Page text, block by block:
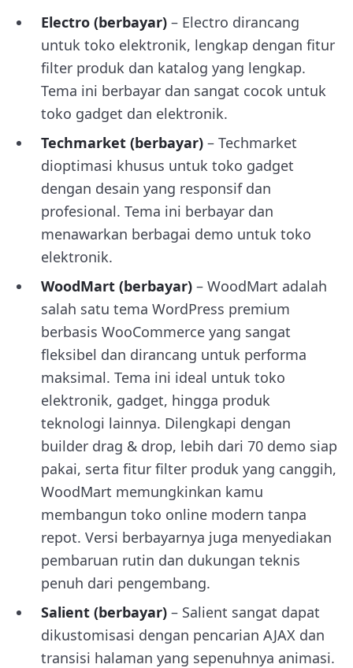
Electro (berbayar) – Electro dirancang
untuk toko elektronik, lengkap dengan fitur
filter produk dan katalog yang lengkap.
Tema ini berbayar dan sangat cocok untuk
toko gadget dan elektronik.
Techmarket (berbayar) – Techmarket
dioptimasi khusus untuk toko gadget
dengan desain yang responsif dan
profesional. Tema ini berbayar dan
menawarkan berbagai demo untuk toko
elektronik.
WoodMart (berbayar) – WoodMart adalah
salah satu tema WordPress premium
berbasis WooCommerce yang sangat
fleksibel dan dirancang untuk performa
maksimal. Tema ini ideal untuk toko
elektronik, gadget, hingga produk
teknologi lainnya. Dilengkapi dengan
builder drag & drop, lebih dari 70 demo siap
pakai, serta fitur filter produk yang canggih,
WoodMart memungkinkan kamu
membangun toko online modern tanpa
repot. Versi berbayarnya juga menyediakan
pembaruan rutin dan dukungan teknis
penuh dari pengembang.
Salient (berbayar) – Salient sangat dapat
dikustomisasi dengan pencarian AJAX dan
transisi halaman yang sepenuhnya animasi.